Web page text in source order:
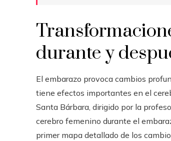
durante y
El embarazo provoca cambios
tiene efectos importantes en el
Santa Bárbara, dirigido por la
cerebro femenino durante el
primer mapa detallado de los